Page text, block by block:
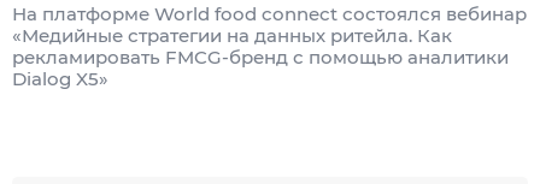
На платформе World food connect состоялся вебинар
«Медийные стратегии на данных ритейла. Как
рекламировать FMCG-бренд с помощью аналитики
Dialog X5»